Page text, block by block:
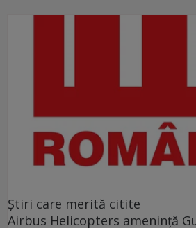
Ştiri care merită citite
Airbus Helicopters amenință